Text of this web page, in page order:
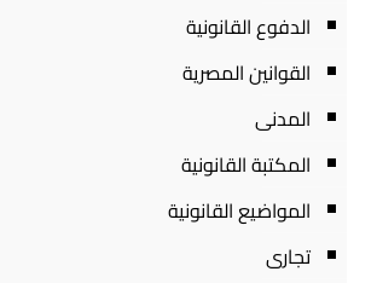
الدفوع القانونية
القوانين المصرية
المدنى
المكتبة القانونية
المواضيع القانونية
تجارى